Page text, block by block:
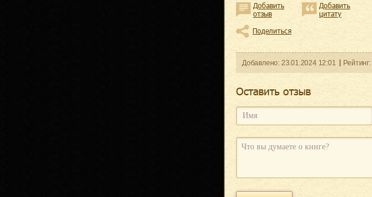
Добавить
отзыв
Добавить
цитату
Поделиться
Добавленo: 23.01.2024 12:01 Рейтинг:
Оcтавить отзыв